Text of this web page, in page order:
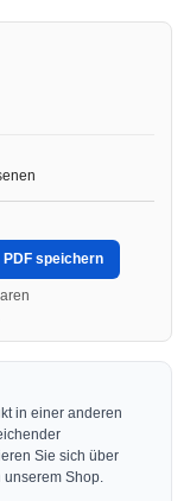
speichern
in einer anderen
Sie sich über
Shop.